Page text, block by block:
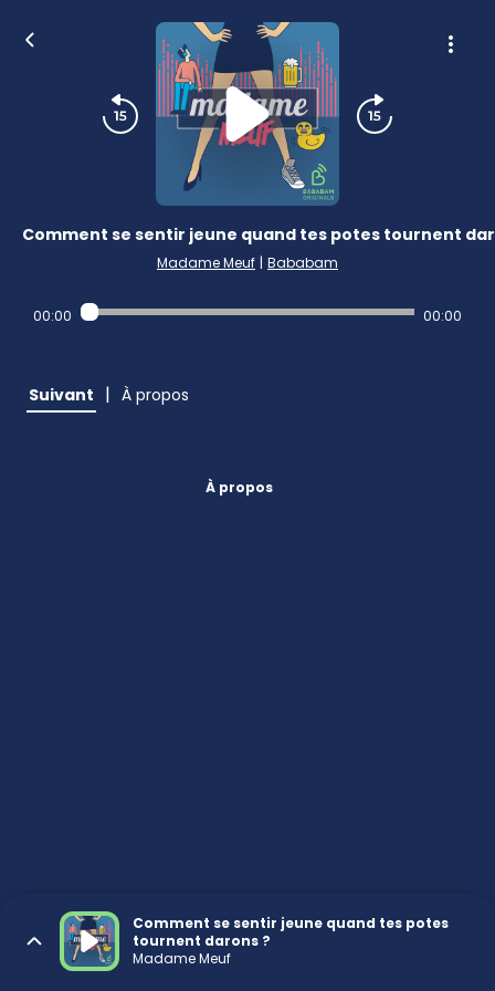
Comment se sentir jeune quand tes potes tournent
Madame Meuf | Bababam
00:00 00:00
Suivant | À propos
À propos
Comment se sentir jeune quand tes potes
tournent darons ?
Madame Meuf